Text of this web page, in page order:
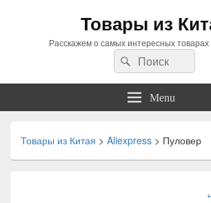
Товары из
Расскажем о самых интересных товарах
Search
for:
Search
Menu
Товары из Китая > Aliexpress > Пуловер